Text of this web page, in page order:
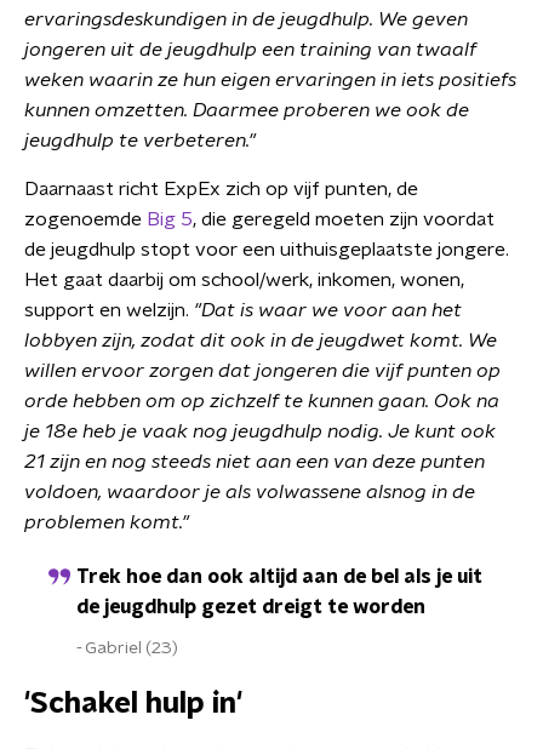
ervaringsdeskundigen in de jeugdhulp. We geven
jongeren uit de jeugdhulp een training van twaalf
weken waarin ze hun eigen ervaringen in iets positiefs
kunnen omzetten. Daarmee proberen we ook de
jeugdhulp te verbeteren."
Daarnaast richt ExpEx zich op vijf punten, de
zogenoemde Big 5, die geregeld moeten zijn voordat
de jeugdhulp stopt voor een uithuisgeplaatste jongere.
Het gaat daarbij om school/werk, inkomen, wonen,
support en welzijn. "Dat is waar we voor aan het
lobbyen zijn, zodat dit ook in de jeugdwet komt. We
willen ervoor zorgen dat jongeren die vijf punten op
orde hebben om op zichzelf te kunnen gaan. Ook na
je 18e heb je vaak nog jeugdhulp nodig. Je kunt ook
21 zijn en nog steeds niet aan een van deze punten
voldoen, waardoor je als volwassene alsnog in de
problemen komt."
Trek hoe dan ook altijd aan de bel als je uit
de jeugdhulp gezet dreigt te worden
Gabriel (23)
'Schakel hulp in'